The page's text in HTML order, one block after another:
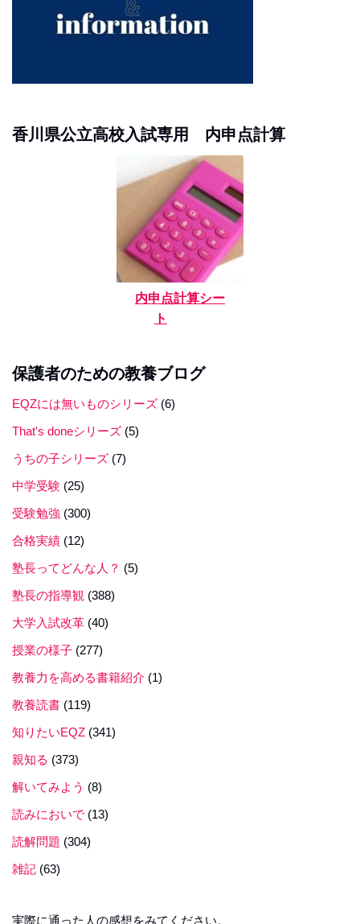
香川県公立高校入試専用 内申点計算
内申点計算シー
ト
保護者のための教養ブログ
EQZには無いものシリーズ (6)
That's doneシリーズ (5)
うちの子シリーズ (7)
中学受験 (25)
受験勉強 (300)
合格実績 (12)
塾長ってどんな人？ (5)
塾長の指導観 (388)
大学入試改革 (40)
授業の様子 (277)
教養力を高める書籍紹介 (1)
教養読書 (119)
知りたいEQZ (341)
親知る (373)
解いてみよう (8)
読みにおいで (13)
読解問題 (304)
雑記 (63)
実際に通った人の感想をみてください。